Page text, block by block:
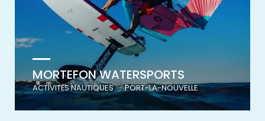
MORTEFON WATERSPORTS
ACTIVITÉS NAUTIQUES PORT-LA-NOUVELLE